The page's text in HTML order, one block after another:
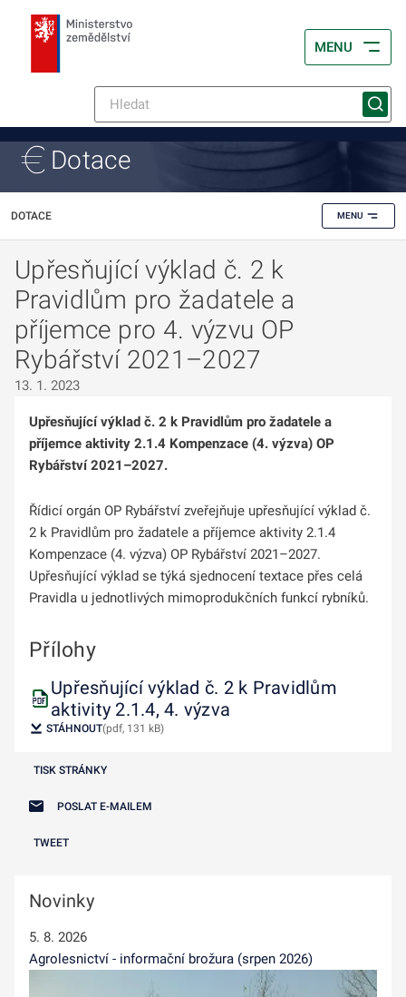
MENU
Dotace
DOTACE MENU
Upřesňující výklad č. 2 k
Pravidlům pro žadatele a
příjemce pro 4. výzvu OP
Rybářství 2021–2027
13. 1. 2023
Upřesňující výklad č. 2 k Pravidlům pro žadatele a
příjemce aktivity 2.1.4 Kompenzace (4. výzva) OP
Rybářství 2021–2027.
Řídicí orgán OP Rybářství zveřejňuje upřesňující výklad č.
2 k Pravidlům pro žadatele a příjemce aktivity 2.1.4
Kompenzace (4. výzva) OP Rybářství 2021–2027.
Upřesňující výklad se týká sjednocení textace přes celá
Pravidla u jednotlivých mimoprodukčních funkcí rybníků.
Přílohy
Upřesňující výklad č. 2 k Pravidlům
aktivity 2.1.4, 4. výzva
STÁHNOUT(pdf, 131 kB)
TISK STRÁNKY
POSLAT E-MAILEM
TWEET
Novinky
5. 8. 2026
Agrolesnictví - informační brožura (srpen 2026)